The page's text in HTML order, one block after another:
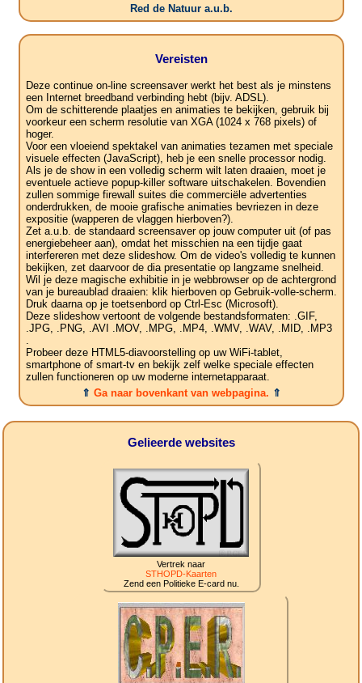
Red de Natuur a.u.b.
Vereisten
Deze continue on-line screensaver werkt het best als je minstens
een Internet breedband verbinding hebt (bijv. ADSL).
Om de schitterende plaatjes en animaties te bekijken, gebruik bij
voorkeur een scherm resolutie van XGA (1024 x 768 pixels) of
hoger.
Voor een vloeiend spektakel van animaties tezamen met speciale
visuele effecten (JavaScript), heb je een snelle processor nodig.
Als je de show in een volledig scherm wilt laten draaien, moet je
eventuele actieve popup-killer software uitschakelen. Bovendien
zullen sommige firewall suites die commerciële advertenties
onderdrukken, de mooie grafische animaties bevriezen in deze
expositie (wapperen de vlaggen hierboven?).
Zet a.u.b. de standaard screensaver op jouw computer uit (of pas
energiebeheer aan), omdat het misschien na een tijdje gaat
interfereren met deze slideshow. Om de video's volledig te kunnen
bekijken, zet daarvoor de dia presentatie op langzame snelheid.
Wil je deze magische exhibitie in je webbrowser op de achtergrond
van je bureaublad draaien: klik hierboven op Gebruik-volle-scherm.
Druk daarna op je toetsenbord op Ctrl-Esc (Microsoft).
Deze slideshow vertoont de volgende bestandsformaten: .GIF,
.JPG, .PNG, .AVI .MOV, .MPG, .MP4, .WMV, .WAV, .MID, .MP3
.
Probeer deze HTML5-diavoorstelling op uw WiFi-tablet,
smartphone of smart-tv en bekijk zelf welke speciale effecten
zullen functioneren op uw moderne internetapparaat.
⇑ Ga naar bovenkant van webpagina. ⇑
Gelieerde websites
Vertrek naar
STHOPD-Kaarten
Zend een Politieke E-card nu.